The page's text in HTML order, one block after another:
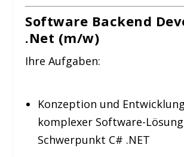
Software Backend
.Net (m/w)
Ihre Aufgaben:
Konzeption und Entwicklung
komplexer Software-
Schwerpunkt C# .NET